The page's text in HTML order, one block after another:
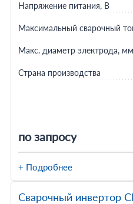
по запросу
Напряжение питания, В
Максимальный сварочный
Макс. диаметр электрода, мм
Страна производства
+ Подробнее
Сварочный инвертор